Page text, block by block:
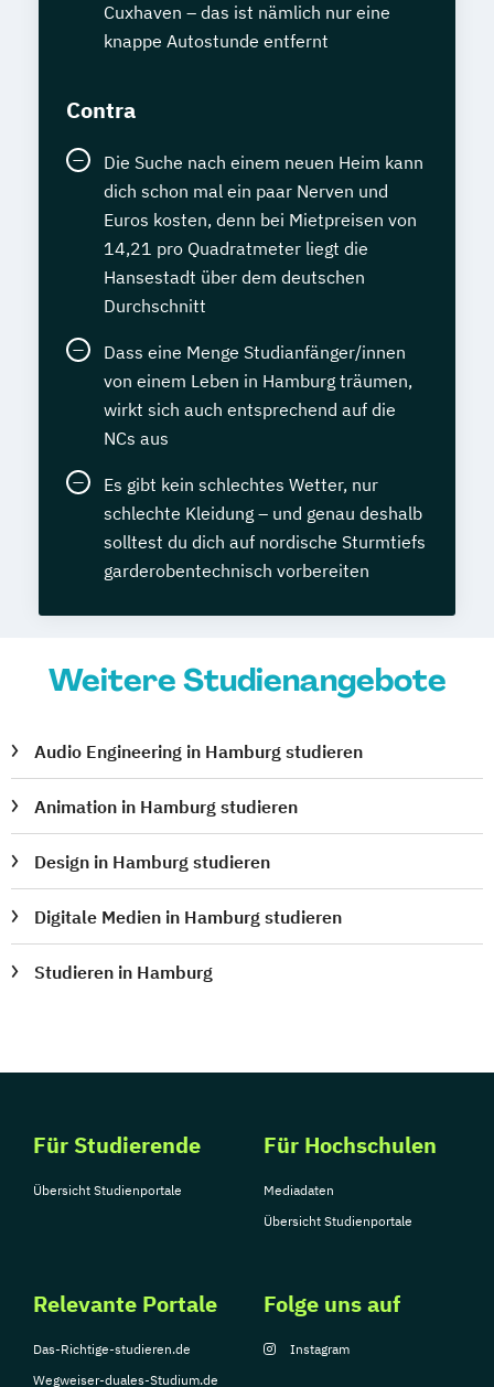
Cuxhaven – das ist nämlich nur eine
knappe Autostunde entfernt
Contra
Die Suche nach einem neuen Heim kann
dich schon mal ein paar Nerven und
Euros kosten, denn bei Mietpreisen von
14,21 pro Quadratmeter liegt die
Hansestadt über dem deutschen
Durchschnitt
Dass eine Menge Studianfänger/innen
von einem Leben in Hamburg träumen,
wirkt sich auch entsprechend auf die
NCs aus
Es gibt kein schlechtes Wetter, nur
schlechte Kleidung – und genau deshalb
solltest du dich auf nordische Sturmtiefs
garderobentechnisch vorbereiten
Weitere Studienangebote
Audio Engineering in Hamburg studieren
Animation in Hamburg studieren
Design in Hamburg studieren
Digitale Medien in Hamburg studieren
Studieren in Hamburg
Für Studierende
Übersicht Studienportale
Für Hochschulen
Mediadaten
Übersicht Studienportale
Relevante Portale
Das-Richtige-studieren.de
Wegweiser-duales-Studium.de
Folge uns auf
Instagram